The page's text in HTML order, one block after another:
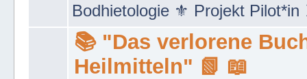
Bodhietologie ⚜ Projekt
📚 "Das verlorene
Heilmitteln" 📗 📖